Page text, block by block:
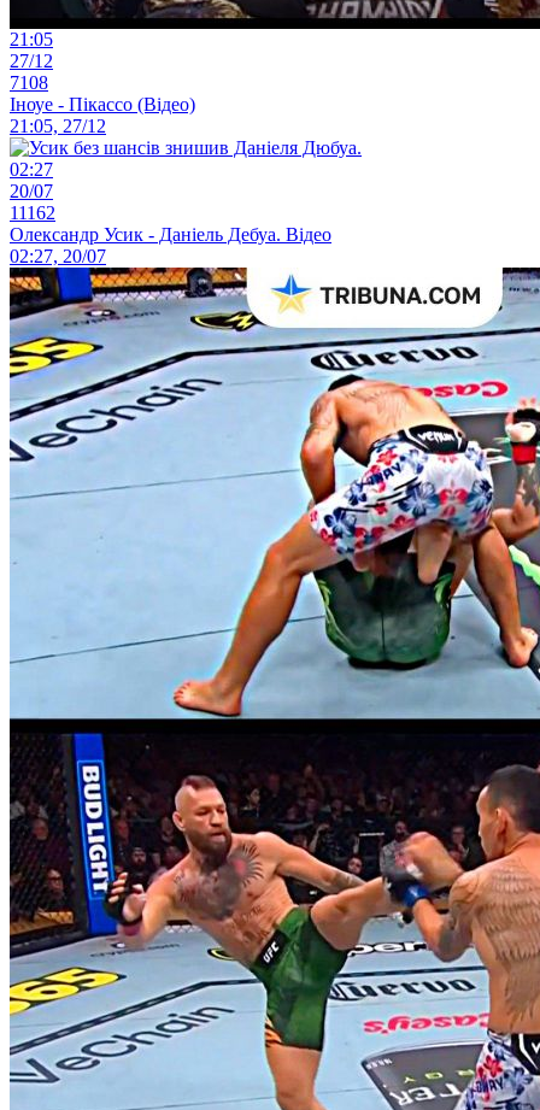
21:05
27/12
7108
Іноуе - Пікассо (Відео)
21:05, 27/12
02:27
20/07
11162
Олександр Усик - Даніель Дебуа. Відео
02:27, 20/07